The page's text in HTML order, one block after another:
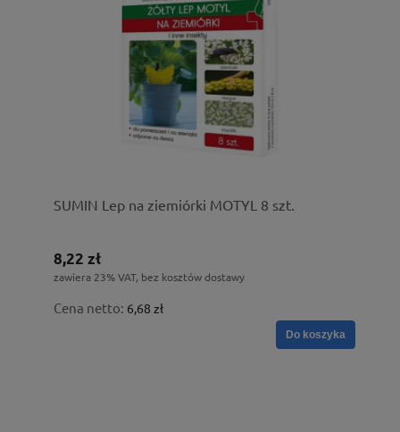
SUMIN Lep na ziemiórki MOTYL 8 szt.
8,22 zł
zawiera 23% VAT, bez kosztów dostawy
Cena netto: 6,68 zł
Do koszyka